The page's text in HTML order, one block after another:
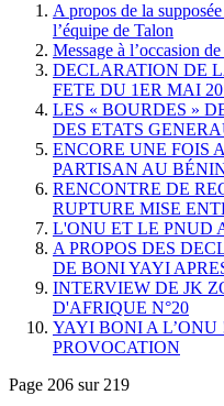
A propos de la
l’équipe de Talon
Message à l’occasion
DECLARATION DE
FETE DU 1ER MAI
LES « BOURDES »
DES ETATS
ENCORE UNE FOIS
PARTISAN AU
RENCONTRE DE
RUPTURE MISE
L'ONU ET LE PNUD
A PROPOS DES
DE BONI YAYI
INTERVIEW DE JK
D'AFRIQUE N°20
YAYI BONI A L’ONU
PROVOCATION
Page 206 sur 219